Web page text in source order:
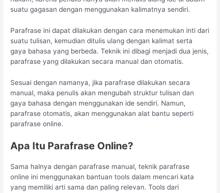
suatu gagasan dengan menggunakan kalimatnya sendiri.
Parafrase ini dapat dilakukan dengan cara menemukan inti dari
suatu tulisan, kemudian ditulis ulang dengan kalimat serta
gaya bahasa yang berbeda. Teknik ini dibagi menjadi dua jenis,
parafrase yang dilakukan secara manual dan otomatis.
Sesuai dengan namanya, jika parafrase dilakukan secara
manual, maka penulis akan mengubah struktur tulisan dan
gaya bahasa dengan menggunakan ide sendiri. Namun,
parafrase otomatis, akan menggunakan alat bantu seperti
parafrase online.
Apa Itu Parafrase Online?
Sama halnya dengan parafrase manual, teknik parafrase
online ini menggunakan bantuan tools dalam mencari kata
yang memiliki arti sama dan paling relevan. Tools dari